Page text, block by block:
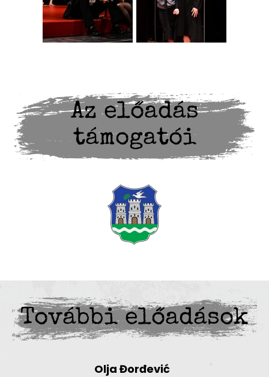
Az előadás
támogatói
További előadások
Olja Đorđević